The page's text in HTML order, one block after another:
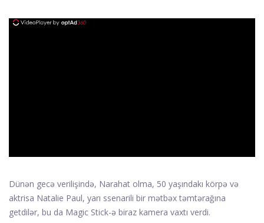
Dünən gecə verilişində, Narahat olma, 50 yaşındakı körpə və
aktrisa Natalie Paul, yarı ssenarili bir mətbəx təmtərağına
getdilər, bu da Magic Stick-ə biraz kamera vaxtı verdi.